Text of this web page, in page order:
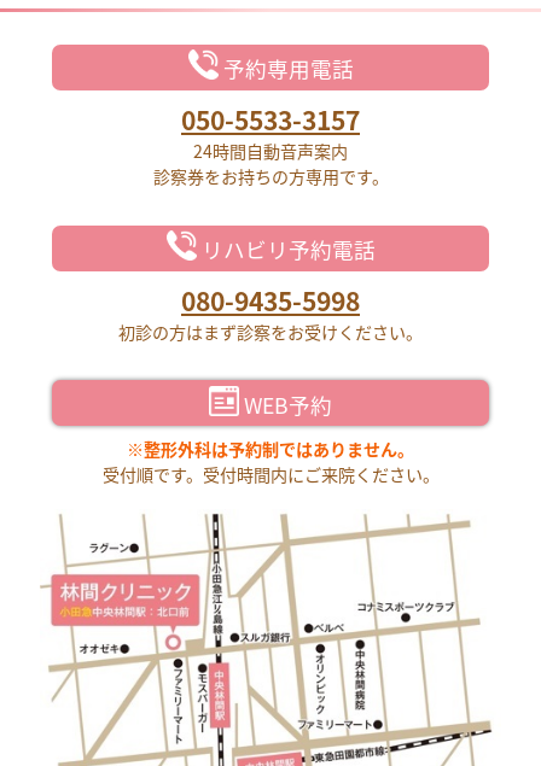
予約専用電話
050-5533-3157
24時間自動音声案内
診察券をお持ちの方専用です。
リハビリ予約電話
080-9435-5998
初診の方はまず診察をお受けください。
WEB予約
※整形外科は予約制ではありません。
受付順です。受付時間内にご来院ください。